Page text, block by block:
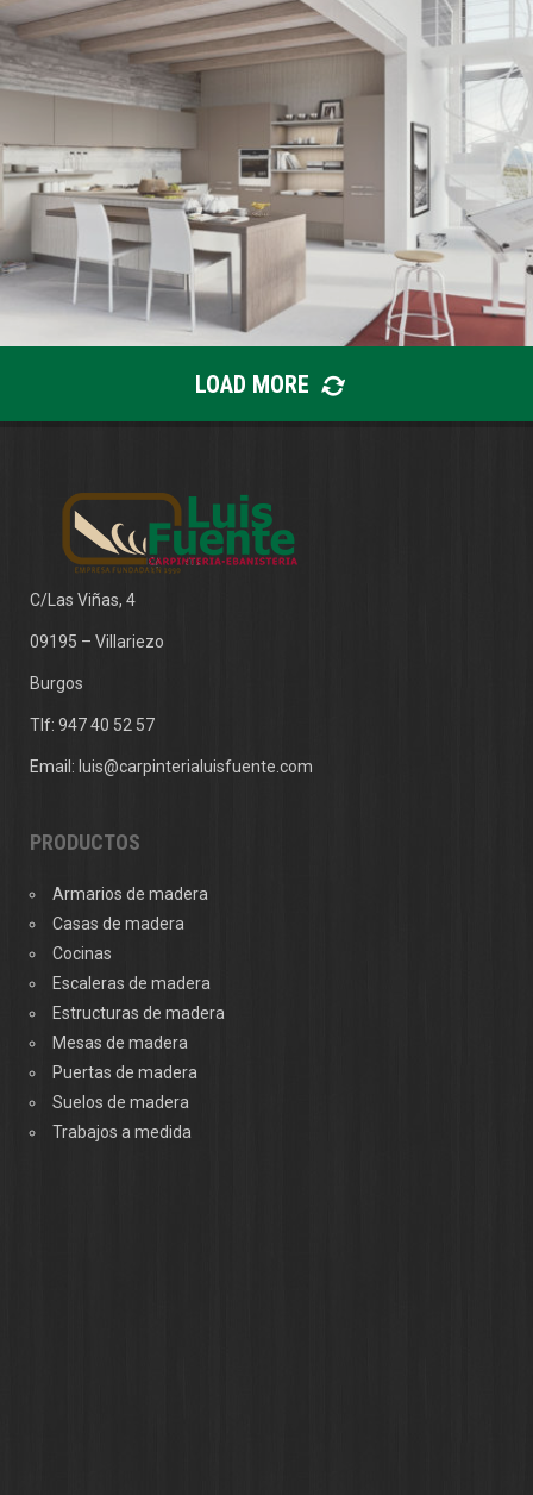
LINEA PLANA
LUNA
LOAD MORE
C/Las Viñas, 4
09195 – Villariezo
Burgos
Tlf: 947 40 52 57
Email: luis@carpinterialuisfuente.com
PRODUCTOS
Armarios de madera
Casas de madera
Cocinas
Escaleras de madera
Estructuras de madera
Mesas de madera
Puertas de madera
Suelos de madera
Trabajos a medida